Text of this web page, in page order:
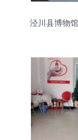
泾川县博物